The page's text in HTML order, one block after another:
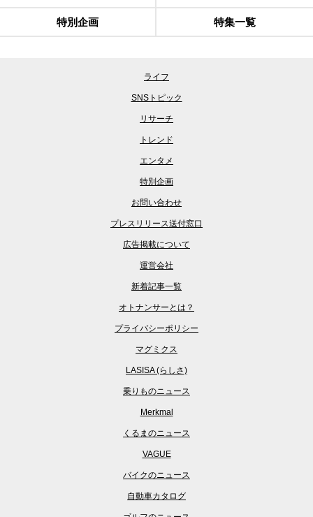
特別企画 特集一覧
ライフ
SNSトピック
リサーチ
トレンド
エンタメ
特別企画
お問い合わせ
プレスリリース送付窓口
広告掲載について
運営会社
新着記事一覧
オトナンサーとは？
プライバシーポリシー
マグミクス
LASISA (らしさ)
乗りものニュース
Merkmal
くるまのニュース
VAGUE
バイクのニュース
自動車カタログ